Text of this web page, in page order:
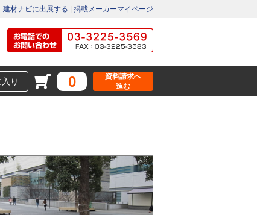
建材ナビに出展する 掲載メーカーマイページ
り 0
資料請求へ
進む